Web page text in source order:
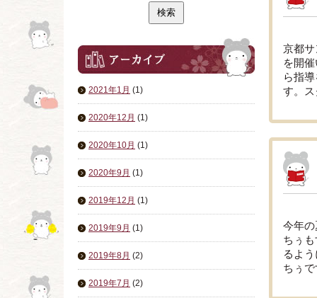
2021年1月 (1)
2020年12月 (1)
2020年10月 (1)
2020年9月 (1)
2019年12月 (1)
2019年9月 (1)
2019年8月 (2)
2019年7月 (2)
京都
を開
ら指
す。
今年
ちぅ
るよ
ちぅ